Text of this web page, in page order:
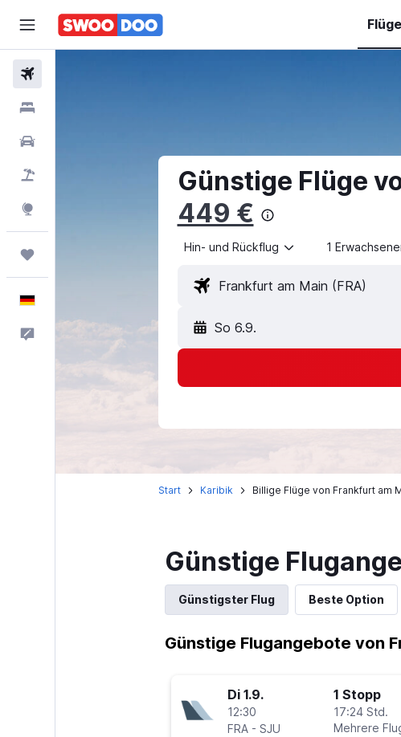
Günstige Flüge
449 €
Hin- und Rückflug 1
So 6.9.
Start Karibik Billige Flüge von Frankfurt am
Günstige
Günstigster Flug Beste Option
Günstige Flugangebote von
Di 1.9.
12:30
FRA - SJU
1 Stopp
17:24 Std.
Mehrere